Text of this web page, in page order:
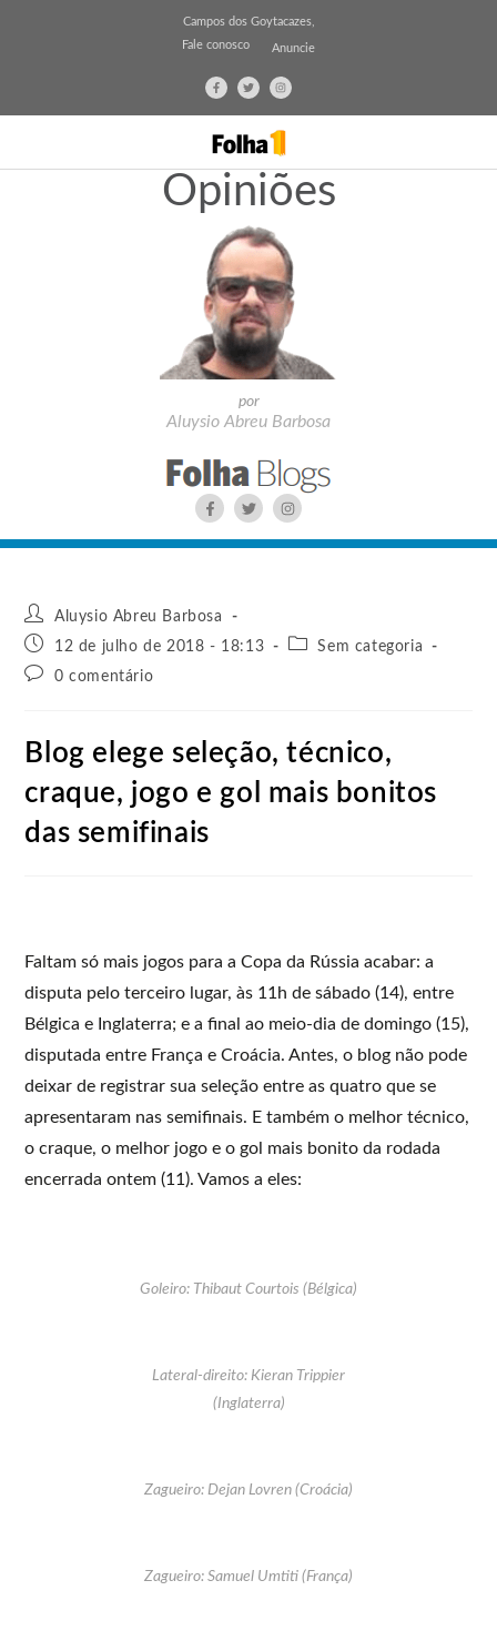
Campos dos Goytacazes,
Fale conosco
Anuncie
Opiniões
por
Aluysio Abreu Barbosa
Aluysio Abreu Barbosa
12 de julho de 2018 - 18:13
Sem categoria
0 comentário
Blog elege seleção, técnico,
craque, jogo e gol mais bonitos
das semifinais
Faltam só mais jogos para a Copa da Rússia acabar: a
disputa pelo terceiro lugar, às 11h de sábado (14), entre
Bélgica e Inglaterra; e a final ao meio-dia de domingo (15),
disputada entre França e Croácia. Antes, o blog não pode
deixar de registrar sua seleção entre as quatro que se
apresentaram nas semifinais. E também o melhor técnico,
o craque, o melhor jogo e o gol mais bonito da rodada
encerrada ontem (11). Vamos a eles:
Goleiro: Thibaut Courtois (Bélgica)
Lateral-direito: Kieran Trippier
(Inglaterra)
Zagueiro: Dejan Lovren (Croácia)
Zagueiro: Samuel Umtiti (França)